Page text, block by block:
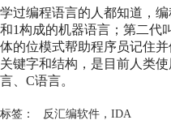
学过编程语言的人都知道，
和1构成的机器语言；第二代
体的位模式帮助程序员记住
关键字和结构，是目前人类
言、C语言。
标签： 反汇编软件， IDA